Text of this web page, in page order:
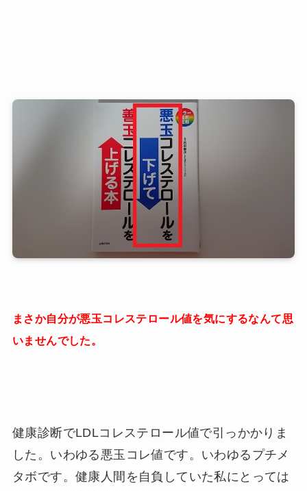
まさか自分が悪玉コレステロール値を気にするなんて思
いませんでした。
健康診断でLDLコレステロール値で引っかかりま
した。いわゆる悪玉コレ値です。いわゆるプチメ
タボです。健康人間を自負していた私にとっては